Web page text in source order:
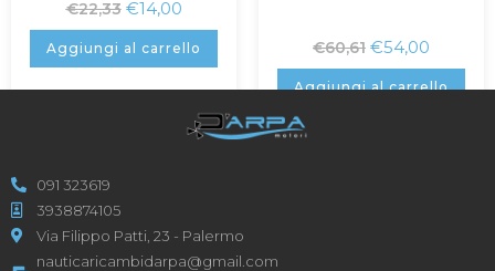
€22,33 €14,00
Aggiungi al carrello €60,61 €54,00
Aggiungi al carrello
091 323619
3938874105
Via Filippo Patti, 23 - Palermo
nauticaricambidarpa@gmail.com